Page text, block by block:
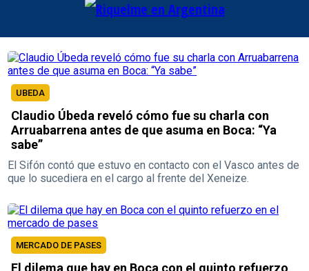
UBEDA
Claudio Úbeda reveló cómo fue su charla con
Arruabarrena antes de que asuma en Boca: “Ya
sabe”
El Sifón contó que estuvo en contacto con el Vasco antes de
que lo sucediera en el cargo al frente del Xeneize.
MERCADO DE PASES
El dilema que hay en Boca con el quinto refuerzo